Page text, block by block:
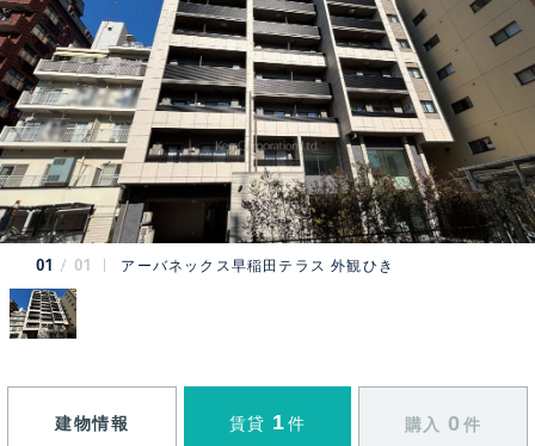
01 01 アーバネックス早稲田テラス 外観ひき
建物情報 賃貸 1 件 購入 0 件